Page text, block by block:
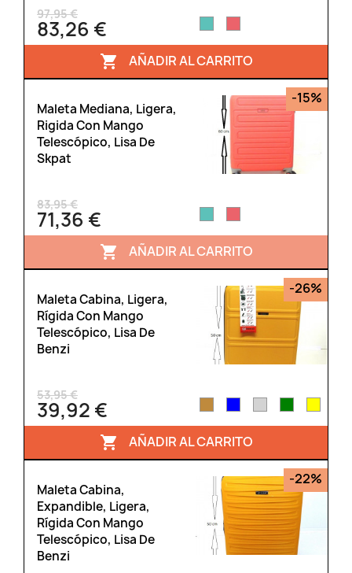
97,95 €
83,26 €
 AÑADIR AL CARRITO
Maleta Mediana, Ligera,
Rigida Con Mango
Telescópico, Lisa De
Skpat
83,95 €
71,36 €
-15%
 AÑADIR AL CARRITO
Maleta Cabina, Ligera,
Rígida Con Mango
Telescópico, Lisa De
Benzi
53,95 €
39,92 €
-26%
 AÑADIR AL CARRITO
Maleta Cabina,
Expandible, Ligera,
Rígida Con Mango
Telescópico, Lisa De
Benzi
-22%